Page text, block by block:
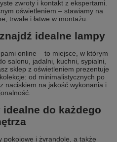
zwroty i kontakt z ekspertami.
oświetleniem – stawiamy na
trwałe i łatwe w montażu.
idealne lampy
online – to miejsce, w którym
salonu, jadalni, kuchni, sypialni,
sklep z oświetleniem prezentuje
od minimalistycznych po
naciskiem na jakość wykonania i
do każdego
pokojowe i żyrandole, a także